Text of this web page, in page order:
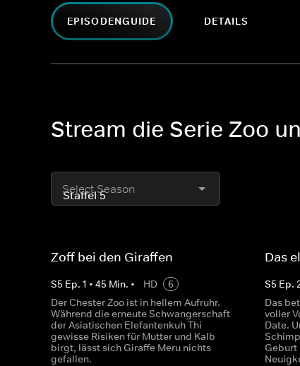
EPISODENGUIDE DETAILS
Stream die Serie Zoo
Select Season
Zoff bei den Giraffen
S5 Ep. 1 • 45 Min. • HD
6
Der Chester Zoo ist in hellem Aufruhr.
Während die erneute Schwangerschaft
der Asiatischen Elefantenkuh Thi
gewisse Risiken für Mutter und Kalb
birgt, lässt sich Giraffe Meru nichts
gefallen.
Das
S5 Ep.
Das
voller
Date.
Geburt